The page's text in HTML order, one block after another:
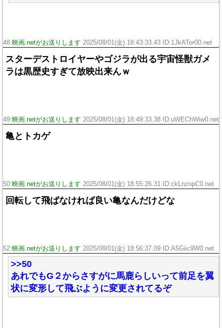
48:映画.netがお送りします 2025/08/01(金) 18:43:33.43 ID:1JkATor00.net
スターデストロイヤーやゴジラが出る宇宙怪獣ガメ
ラは黒歴史すぎて放映出来んｗ
49:映画.netがお送りします 2025/08/01(金) 18:49:33.38 ID:uWEChWiw0.net
亀とトカゲ
50:映画.netがお送りします 2025/08/01(金) 18:55:26.31 ID:ckLnznpC0.net
回転して飛ばなければ良い亀なんだけどな
52:映画.netがお送りします 2025/08/01(金) 18:56:37.09 ID:A5Giic9W0.net
>>50
あれでもG２からさすがに馬鹿らしいって前足を翼
状に変形して飛ぶように変更されてるぞ